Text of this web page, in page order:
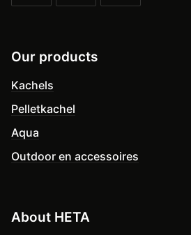
Our products
Kachels
Pelletkachel
Aqua
Outdoor en accessoires
About HETA